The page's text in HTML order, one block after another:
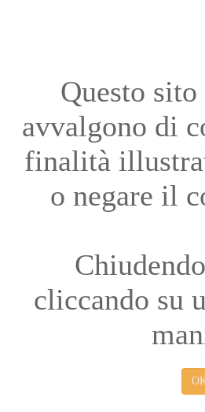
Questo
avvalgono di
finalità
o negare il
cliccando su